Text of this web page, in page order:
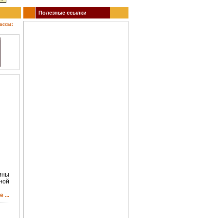
кино, театр, концерты, спектакли, гастроли, выставки, акции, музеи, спорт. Заказ
...
Полезные ссылки